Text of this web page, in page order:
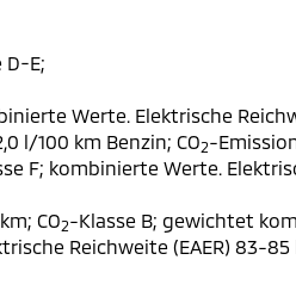
D-E;
Werte. Elektrische
l/100 km Benzin; CO2-
F; kombinierte Werte.
CO2-Klasse B; gewichtet
Reichweite (EAER) 83-85